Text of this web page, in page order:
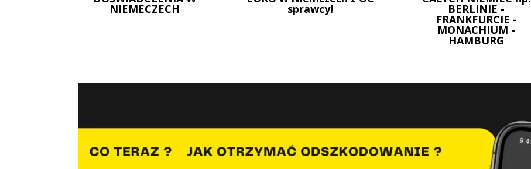
NIEMECZECH sprawcy! BERLINIE -
FRANKFURCIE -
MONACHIUM -
HAMBURG